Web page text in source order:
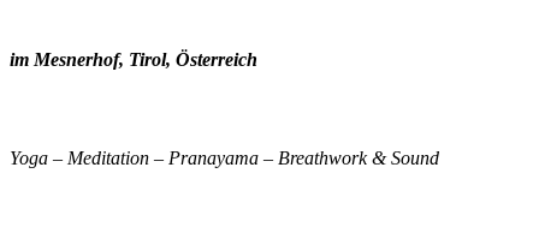
im Mesnerhof, Tirol, Österreich
Yoga – Meditation – Pranayama – Breathwork & Sound